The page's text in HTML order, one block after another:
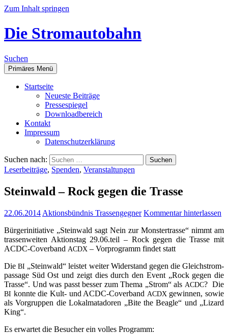
Zum Inhalt springen
Die Stromautobahn
Suchen
Primäres Menü
Start­sei­te
Neu­es­te Beiträge
Pres­se­spie­gel
Down­load­be­reich
Kon­takt
Impres­sum
Daten­schutz­er­klä­rung
Suchen nach:
Leserbeiträge, Spenden, Veranstaltungen
Stein­wald – Rock gegen die Trasse
22.06.2014 Aktionsbündnis Trassengegner Kommentar hinterlassen
Bür­ger­initia­ti­ve „Stein­wald sagt Nein zur Mons­ter­tras­se“ nimmt am
tras­sen­wei­ten Akti­ons­tag 29.06.teil – Rock gegen die Tras­se mit
ACDC-Cover­band ACDX – Vor­pro­gramm fin­det statt
DieBI „Stein­wald“ leis­tet wei­ter Wider­stand gegen die Gleich­strom­
pas­sa­ge Süd Ost und zeigt dies durch den Event „Rock gegen die
Tras­se“. Und was passt bes­ser zum The­ma „Strom“ als ACDC? Die
BI konn­te die Kult- und ACDC-Cover­band ACDXgewin­nen, sowie
als Vor­grup­pen die Lokal­ma­ta­do­ren „Bite the Bea­gle“ und „Lizard
King“.
Es erwar­tet die Besu­cher ein vol­les Programm: